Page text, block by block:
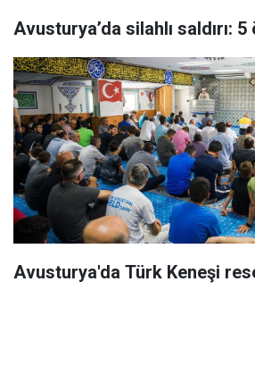
Avusturya’da silahlı saldırı: 5
Avusturya'da Türk Keneşi